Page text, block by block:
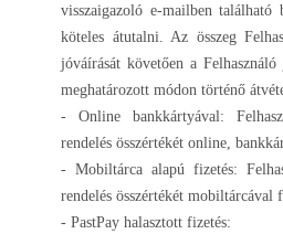
visszaigazoló e-mailben található
köteles átutalni. Az összeg
jóváírását követően a
meghatározott módon történő
- Online bankkártyával:
rendelés összértékét online,
- Mobiltárca alapú fizetés:
rendelés összértékét mobiltárcával
- PastPay halasztott fizetés: